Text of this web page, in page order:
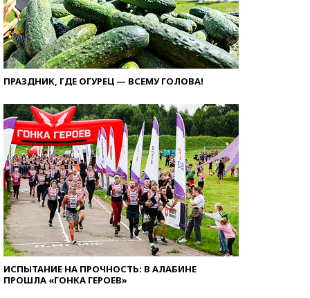
ПРАЗДНИК, ГДЕ ОГУРЕЦ — ВСЕМУ ГОЛОВА!
ИСПЫТАНИЕ НА ПРОЧНОСТЬ: В АЛАБИНЕ
ПРОШЛА «ГОНКА ГЕРОЕВ»